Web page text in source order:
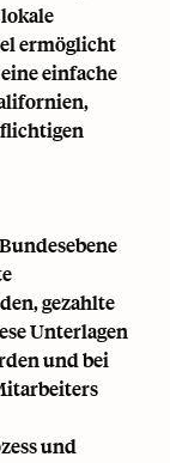
ermöglicht
eine einfache
gezahlte
Unterlagen
und bei
und